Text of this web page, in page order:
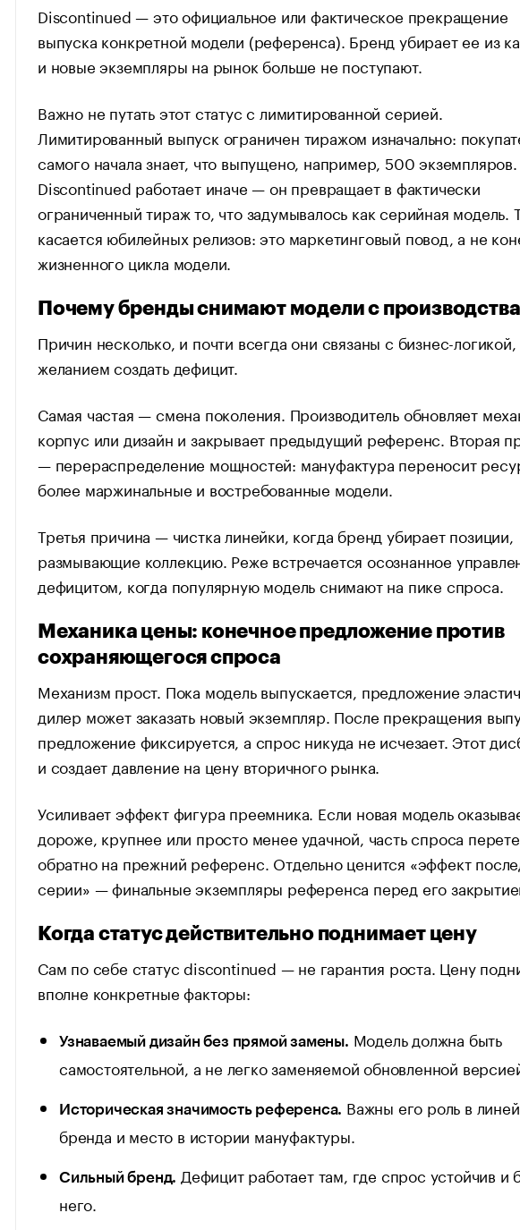
Discontinued — это официальное или фактическое прекращение
выпуска конкретной модели (референса). Бренд убирает ее из
и новые экземпляры на рынок больше не поступают.
Важно не путать этот статус с лимитированной серией.
Лимитированный выпуск ограничен тиражом изначально:
самого начала знает, что выпущено, например, 500 экземпляров.
Discontinued работает иначе — он превращает в фактически
ограниченный тираж то, что задумывалось как серийная модель.
касается юбилейных релизов: это маркетинговый повод, а не
жизненного цикла модели.
Почему бренды снимают модели с производства
Причин несколько, и почти всегда они связаны с бизнес-
желанием создать дефицит.
Самая частая — смена поколения. Производитель обновляет
корпус или дизайн и закрывает предыдущий референс. Вторая
— перераспределение мощностей: мануфактура переносит
более маржинальные и востребованные модели.
Третья причина — чистка линейки, когда бренд убирает позиции,
размывающие коллекцию. Реже встречается осознанное
дефицитом, когда популярную модель снимают на пике спроса.
Механика цены: конечное предложение против
сохраняющегося спроса
Механизм прост. Пока модель выпускается, предложение
дилер может заказать новый экземпляр. После прекращения
предложение фиксируется, а спрос никуда не исчезает. Этот
и создает давление на цену вторичного рынка.
Усиливает эффект фигура преемника. Если новая модель
дороже, крупнее или просто менее удачной, часть спроса
обратно на прежний референс. Отдельно ценится «эффект
серии» — финальные экземпляры референса перед его
Когда статус действительно поднимает цену
Сам по себе статус discontinued — не гарантия роста. Цену
вполне конкретные факторы:
Узнаваемый дизайн без прямой замены. Модель должна быть
самостоятельной, а не легко заменяемой обновленной
Историческая значимость референса. Важны его роль в
бренда и место в истории мануфактуры.
Сильный бренд. Дефицит работает там, где спрос устойчив и
него.